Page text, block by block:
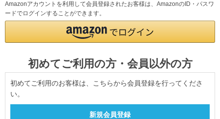
Amazonアカウントを利用して会員登録されたお客様は、AmazonのID・パスワ
ードでログインすることができます。
初めてご利用の方・会員以外の方
初めてご利用のお客様は、こちらから会員登録を行ってくださ
い。